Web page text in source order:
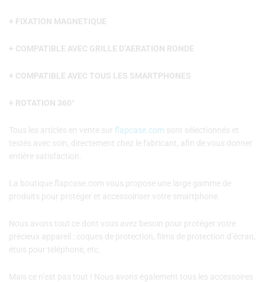
+ FIXATION MAGNETIQUE
+ COMPATIBLE AVEC GRILLE D’AERATION RONDE
+ COMPATIBLE AVEC TOUS LES SMARTPHONES
+ ROTATION 360°
Tous les articles en vente sur flapcase.com sont sélectionnés et
testés avec soin, directement chez le fabricant, afin de vous donner
entière satisfaction.
La boutique flapcase.com vous propose une large gamme de
produits pour protéger et accessoiriser votre smartphone.
Nous avons tout ce dont vous avez besoin pour protéger votre
précieux appareil : coques de protection, films de protection d’écran,
étuis pour téléphone, etc.
Mais ce n’est pas tout ! Nous avons également tous les accessoires